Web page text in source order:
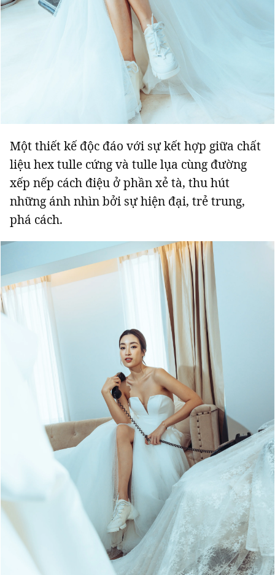
Một thiết kế độc đáo với sự kết hợp giữa chất
liệu hex tulle cứng và tulle lụa cùng đường
xếp nếp cách điệu ở phần xẻ tà, thu hút
những ánh nhìn bởi sự hiện đại, trẻ trung,
phá cách.